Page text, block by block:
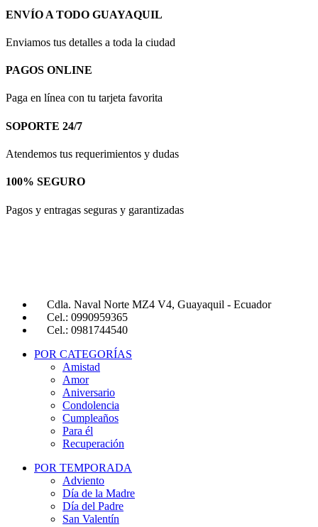
ENVÍO A TODO GUAYAQUIL
Enviamos tus detalles a toda la ciudad
PAGOS ONLINE
Paga en línea con tu tarjeta favorita
SOPORTE 24/7
Atendemos tus requerimientos y dudas
100% SEGURO
Pagos y entragas seguras y garantizadas
Cdla. Naval Norte MZ4 V4, Guayaquil - Ecuador
Cel.: 0990959365
Cel.: 0981744540
POR CATEGORÍAS
Amistad
Amor
Aniversario
Condolencia
Cumpleaños
Para él
Recuperación
POR TEMPORADA
Adviento
Día de la Madre
Día del Padre
San Valentín